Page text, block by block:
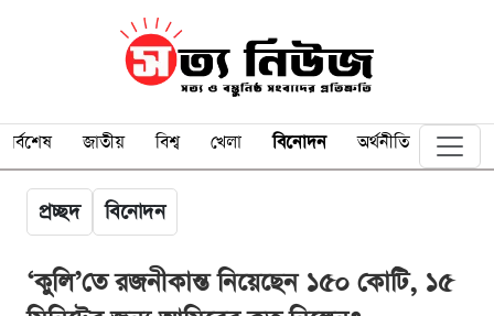
সর্বশেষ জাতীয় বিশ্ব খেলা বিনোদন অর্থনীতি
প্রচ্ছদ বিনোদন
‘কুলি’তে রজনীকান্ত নিয়েছেন ১৫০ কোটি, ১৫